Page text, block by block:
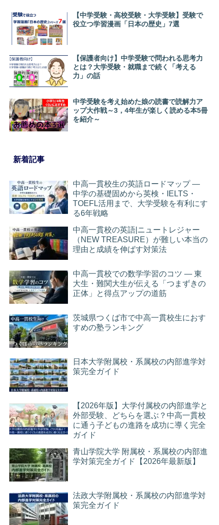
【中学受験・高校受験・大学受験】受験で
役立つ学習漫画「日本の歴史」7選
【保護者向け】中学受験で問われる思考力
とは？大学受験・就職まで続く「考える
力」の話
中学受験を考え始めた娘の読書で読解力ア
ップ大作戦～3，4年生が楽しく読める本5冊
を紹介～
新着記事
中高一貫校生の英語ロードマップ ―
中学の基礎固めから英検・IELTS・
TOEFL活用まで、大学受験を有利にす
る6年戦略
中高一貫校の英語|ニュートレジャー
（NEW TREASURE）が難しい本当の
理由と成績を伸ばす対策法
中高一貫校での数学学習のコツ ― 東
大生・難関大生が伝える「つまずきの
正体」と得点アップの道筋
茨城県つくば市で中高一貫校生におす
すめの塾ランキング
日本大学附属校・系属校の内部進学対
策完全ガイド
【2026年版】大学付属校の内部進学と
外部受験、どちらを選ぶ？中高一貫校
に通う子どもの進路を成功に導く完全
ガイド
青山学院大学 附属校・系属校の内部進
学対策完全ガイド【2026年最新版】
法政大学附属校・系属校の内部進学対
策完全ガイド